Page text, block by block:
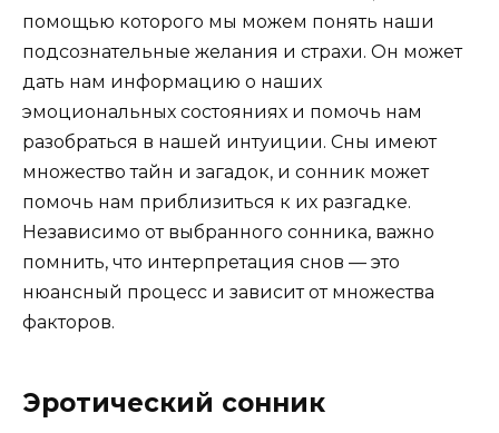
помощью которого мы можем понять наши
подсознательные желания и страхи. Он может
дать нам информацию о наших
эмоциональных состояниях и помочь нам
разобраться в нашей интуиции. Сны имеют
множество тайн и загадок, и сонник может
помочь нам приблизиться к их разгадке.
Независимо от выбранного сонника, важно
помнить, что интерпретация снов — это
нюансный процесс и зависит от множества
факторов.
Эротический сонник